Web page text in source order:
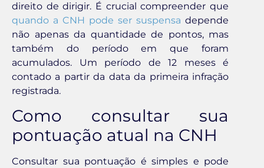
direito de dirigir. É crucial compreender que
quando a CNH pode ser suspensa depende
não apenas da quantidade de pontos, mas
também do período em que foram
acumulados. Um período de 12 meses é
contado a partir da data da primeira infração
registrada.
Como consultar sua
pontuação atual na CNH
Consultar sua pontuação é simples e pode